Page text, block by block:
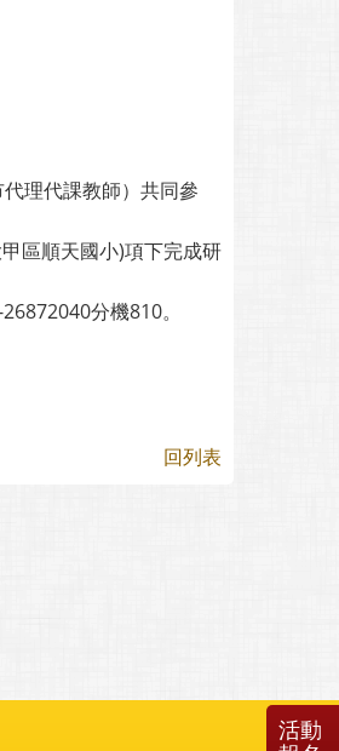
理代課教師）共同參
區順天國小)項下完成研
分機810。
回列表
活動